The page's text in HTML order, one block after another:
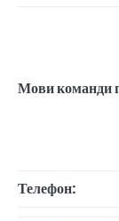
Мови команди
Телефон: